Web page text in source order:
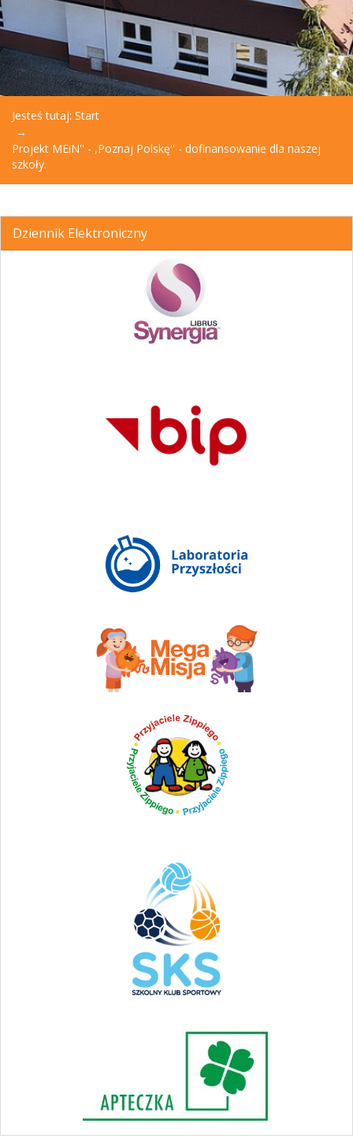
Jesteś tutaj: Start
Projekt MEiN'' - ,Poznaj Polskę'' - dofinansowanie dla naszej
szkoły.
Dziennik Elektroniczny